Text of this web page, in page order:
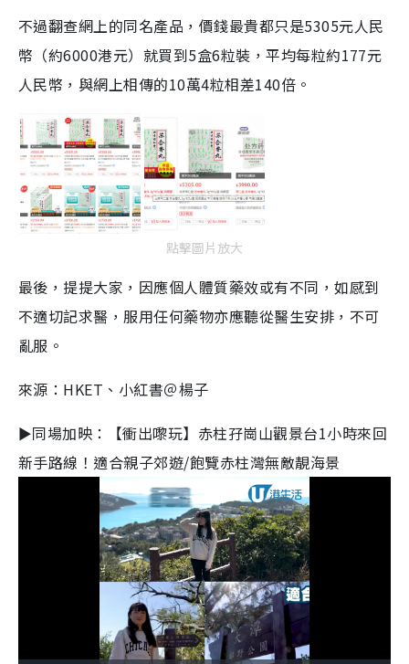
不過翻查網上的同名產品，價錢最貴都只是5305元人民
幣（約6000港元）就買到5盒6粒裝，平均每粒約177元
人民幣，與網上相傳的10萬4粒相差140倍。
點擊圖片放大
最後，提提大家，因應個人體質藥效或有不同，如感到
不適切記求醫，服用任何藥物亦應聽從醫生安排，不可
亂服。
來源：HKET、小紅書＠楊子
►同場加映：【衝出嚟玩】赤柱孖崗山觀景台1小時來回
新手路線！適合親子郊遊/飽覽赤柱灣無敵靚海景